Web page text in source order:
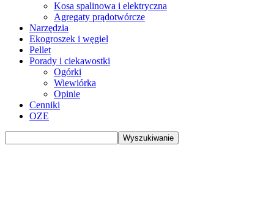
Kosa spalinowa i elektryczna
Agregaty prądotwórcze
Narzędzia
Ekogroszek i węgiel
Pellet
Porady i ciekawostki
Ogórki
Wiewiórka
Opinie
Cenniki
OZE